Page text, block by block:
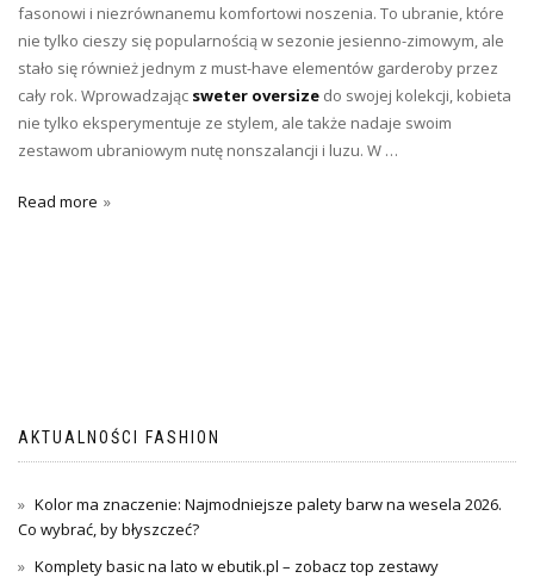
fasonowi i niezrównanemu komfortowi noszenia. To ubranie, które
nie tylko cieszy się popularnością w sezonie jesienno-zimowym, ale
stało się również jednym z must-have elementów garderoby przez
cały rok. Wprowadzając sweter oversize do swojej kolekcji, kobieta
nie tylko eksperymentuje ze stylem, ale także nadaje swoim
zestawom ubraniowym nutę nonszalancji i luzu. W …
Read more
AKTUALNOŚCI FASHION
Kolor ma znaczenie: Najmodniejsze palety barw na wesela 2026.
Co wybrać, by błyszczeć?
Komplety basic na lato w ebutik.pl – zobacz top zestawy